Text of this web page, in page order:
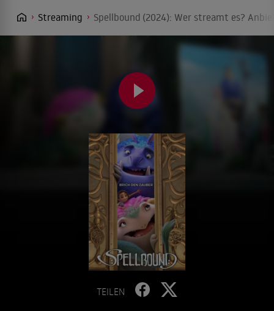
Streaming Spellbound (2024): Wer streamt es?
TEILEN